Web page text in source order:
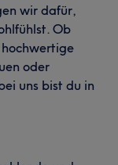
wir dafür,
Ob
oder
uns bist du in